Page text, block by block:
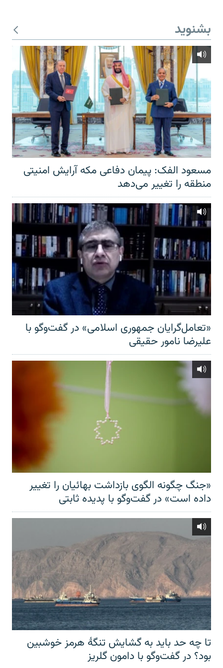
بشنوید
مسعود الفک: پیمان دفاعی مکه آرایش امنیتی
منطقه را تغییر می‌دهد
«تعامل‌گرایان جمهوری اسلامی» در گفت‌وگو با
علیرضا نامور حقیقی
«جنگ چگونه الگوی بازداشت بهائیان را تغییر
داده است» در گفت‌وگو با پدیده ثابتی
تا چه حد باید به گشایش تنگهٔ هرمز خوشبین
بود؟ در گفت‌وگو با دامون گلریز